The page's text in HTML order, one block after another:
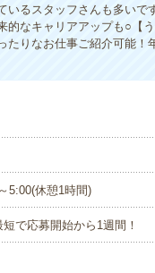
るスタッフさんも多いで
的なキャリアアップも○【
りなお仕事ご紹介可能！
5:00(休憩1時間)
で応募開始から1週間！